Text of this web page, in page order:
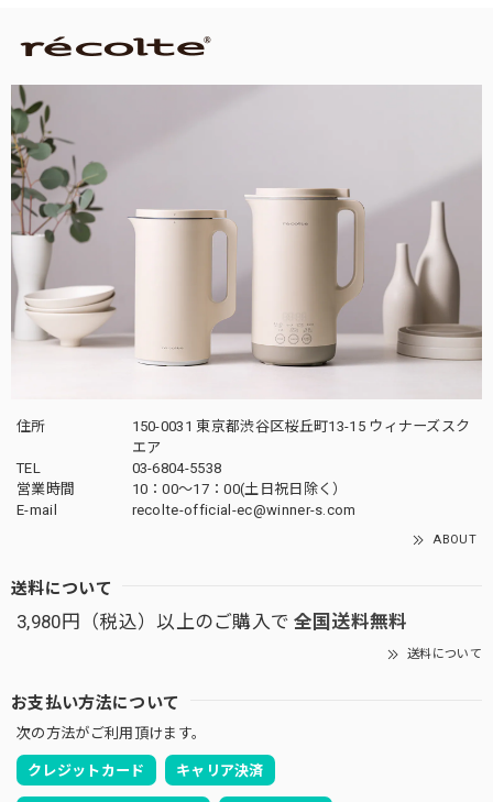
住所
150-0031 東京都渋谷区桜丘町13-15 ウィナーズスク
エア
TEL
03-6804-5538
営業時間
10：00〜17：00(土日祝日除く）
E-mail
recolte-official-ec@winner-s.com
ABOUT
送料について
3,980円（税込）以上のご購入で 全国送料無料
送料について
お支払い方法について
次の方法がご利用頂けます。
クレジットカード キャリア決済